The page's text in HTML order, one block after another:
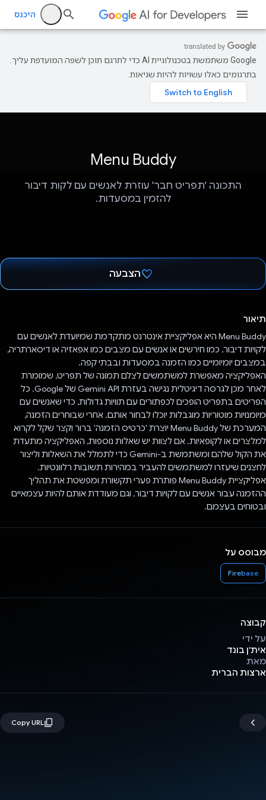
היכנס
‫Google משתמשת בטכנולוגיית AI כדי לתרגם תוכן לשפה המועדפת עליך.
בתרגומים כאלו עשויות להיות שגיאות.
Menu Buddy
התכונה 'תפריט חבר' עוזרת לאנשים עם לקות דיבור
להזמין במסעדות.
הצבעה
תיאור
Menu Buddy היא אפליקציית אינטרנט מתקדמת שמיועדת לאנשים עם
לקויות דיבור, כמו חירשים או אנשים עם מצבים כמו אפאזיה או דיסארתריה,
במצבים יומיומיים כמו הזמנה במסעדות ובבתי קפה.
האפליקציה מאפשרת למשתמשים לצלם תמונה של תפריט, שמומרת
לאחר מכן לגרסה דיגיטלית נגישה בעזרת Gemini API של Google. כל
הפריטים בתפריט הופכים לכפתורים עם תוויות גדולות, כדי שאנשים עם
מיומנויות מוטוריות מוגבלות יוכלו לבחור אותם. אחרי שבוחרים הזמנה,
המערכת של Menu Buddy יוצרת 'כרטיס הזמנה' ברור וקצר שקל לקרוא
למלצרים או לקופאיות. אם לצוות יש שאלות נוספות, האפליקציה מתעדת
את הקול שלהם ומשתמשת ב-Gemini כדי לתמלל את השאלות וליצור
לחצנים שיעזרו למשתמשים להעביר במהירות תשובות רלוונטיות.
אפליקציית Menu Buddy פותרת פערי תקשורת ומפשטת את תהליך
ההזמנה עבור אנשים עם לקויות דיבור, וגם מעודדת אותם להיות עצמאיים
ובטוחים בעצמם.
מבוסס על
Firebase
קבוצה
על ידי
אית'ן בונד
מאת
ארצות הברית